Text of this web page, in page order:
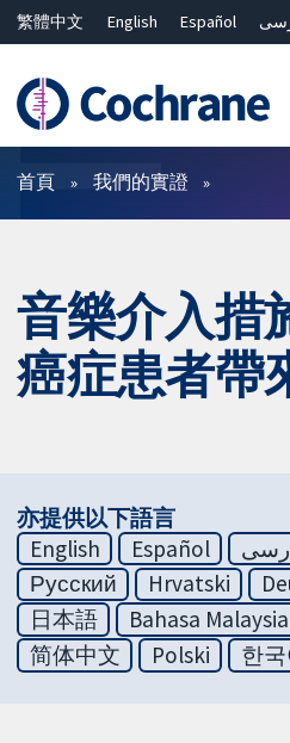
繁體中文 English Español
ไทย
简体中文
篩選條件
首頁 我們的實證
音樂介入措
癌症患者帶
亦提供以下語言
English
Español
Русский
Hrvatski
日本語
Bahasa Malaysia
简体中文
Polski 한국